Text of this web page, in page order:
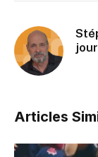
Articles